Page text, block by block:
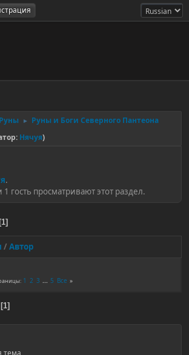
Руны ► Руны и Боги Северного Пантеона
Нячуя)
.
гость просматривают этот раздел.
1
/ Автор
1 2 3 ... 5 Все
1
тема